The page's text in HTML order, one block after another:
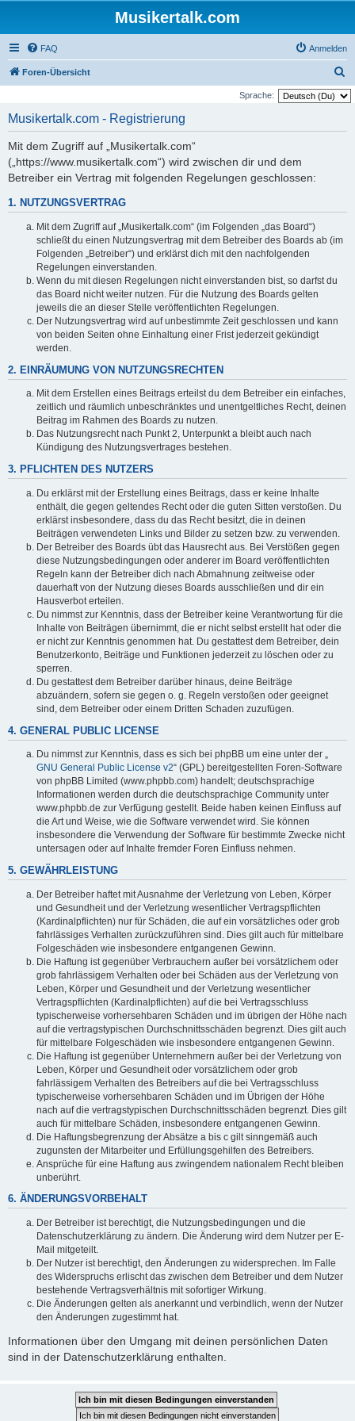
Musikertalk.com
FAQ Anmelden
Foren-Übersicht
u
Sprache:
Musikertalk.com - Registrierung
Mit dem Zugriff auf „Musikertalk.com“
(„https://www.musikertalk.com“) wird zwischen dir und dem
Betreiber ein Vertrag mit folgenden Regelungen geschlossen:
1. NUTZUNGSVERTRAG
Mit dem Zugriff auf „Musikertalk.com“ (im Folgenden „das Board“)
schließt du einen Nutzungsvertrag mit dem Betreiber des Boards ab (im
Folgenden „Betreiber“) und erklärst dich mit den nachfolgenden
Regelungen einverstanden.
Wenn du mit diesen Regelungen nicht einverstanden bist, so darfst du
das Board nicht weiter nutzen. Für die Nutzung des Boards gelten
jeweils die an dieser Stelle veröffentlichten Regelungen.
Der Nutzungsvertrag wird auf unbestimmte Zeit geschlossen und kann
von beiden Seiten ohne Einhaltung einer Frist jederzeit gekündigt
werden.
2. EINRÄUMUNG VON NUTZUNGSRECHTEN
Mit dem Erstellen eines Beitrags erteilst du dem Betreiber ein einfaches,
zeitlich und räumlich unbeschränktes und unentgeltliches Recht, deinen
Beitrag im Rahmen des Boards zu nutzen.
Das Nutzungsrecht nach Punkt 2, Unterpunkt a bleibt auch nach
Kündigung des Nutzungsvertrages bestehen.
3. PFLICHTEN DES NUTZERS
Du erklärst mit der Erstellung eines Beitrags, dass er keine Inhalte
enthält, die gegen geltendes Recht oder die guten Sitten verstoßen. Du
erklärst insbesondere, dass du das Recht besitzt, die in deinen
Beiträgen verwendeten Links und Bilder zu setzen bzw. zu verwenden.
Der Betreiber des Boards übt das Hausrecht aus. Bei Verstößen gegen
diese Nutzungsbedingungen oder anderer im Board veröffentlichten
Regeln kann der Betreiber dich nach Abmahnung zeitweise oder
dauerhaft von der Nutzung dieses Boards ausschließen und dir ein
Hausverbot erteilen.
Du nimmst zur Kenntnis, dass der Betreiber keine Verantwortung für die
Inhalte von Beiträgen übernimmt, die er nicht selbst erstellt hat oder die
er nicht zur Kenntnis genommen hat. Du gestattest dem Betreiber, dein
Benutzerkonto, Beiträge und Funktionen jederzeit zu löschen oder zu
sperren.
Du gestattest dem Betreiber darüber hinaus, deine Beiträge
abzuändern, sofern sie gegen o. g. Regeln verstoßen oder geeignet
sind, dem Betreiber oder einem Dritten Schaden zuzufügen.
4. GENERAL PUBLIC LICENSE
Du nimmst zur Kenntnis, dass es sich bei phpBB um eine unter der „
GNU General Public License v2“ (GPL) bereitgestellten Foren-Software
von phpBB Limited (www.phpbb.com) handelt; deutschsprachige
Informationen werden durch die deutschsprachige Community unter
www.phpbb.de zur Verfügung gestellt. Beide haben keinen Einfluss auf
die Art und Weise, wie die Software verwendet wird. Sie können
insbesondere die Verwendung der Software für bestimmte Zwecke nicht
untersagen oder auf Inhalte fremder Foren Einfluss nehmen.
5. GEWÄHRLEISTUNG
Der Betreiber haftet mit Ausnahme der Verletzung von Leben, Körper
und Gesundheit und der Verletzung wesentlicher Vertragspflichten
(Kardinalpflichten) nur für Schäden, die auf ein vorsätzliches oder grob
fahrlässiges Verhalten zurückzuführen sind. Dies gilt auch für mittelbare
Folgeschäden wie insbesondere entgangenen Gewinn.
Die Haftung ist gegenüber Verbrauchern außer bei vorsätzlichem oder
grob fahrlässigem Verhalten oder bei Schäden aus der Verletzung von
Leben, Körper und Gesundheit und der Verletzung wesentlicher
Vertragspflichten (Kardinalpflichten) auf die bei Vertragsschluss
typischerweise vorhersehbaren Schäden und im übrigen der Höhe nach
auf die vertragstypischen Durchschnittsschäden begrenzt. Dies gilt auch
für mittelbare Folgeschäden wie insbesondere entgangenen Gewinn.
Die Haftung ist gegenüber Unternehmern außer bei der Verletzung von
Leben, Körper und Gesundheit oder vorsätzlichem oder grob
fahrlässigem Verhalten des Betreibers auf die bei Vertragsschluss
typischerweise vorhersehbaren Schäden und im Übrigen der Höhe
nach auf die vertragstypischen Durchschnittsschäden begrenzt. Dies gilt
auch für mittelbare Schäden, insbesondere entgangenen Gewinn.
Die Haftungsbegrenzung der Absätze a bis c gilt sinngemäß auch
zugunsten der Mitarbeiter und Erfüllungsgehilfen des Betreibers.
Ansprüche für eine Haftung aus zwingendem nationalem Recht bleiben
unberührt.
6. ÄNDERUNGSVORBEHALT
Der Betreiber ist berechtigt, die Nutzungsbedingungen und die
Datenschutzerklärung zu ändern. Die Änderung wird dem Nutzer per E-
Mail mitgeteilt.
Der Nutzer ist berechtigt, den Änderungen zu widersprechen. Im Falle
des Widerspruchs erlischt das zwischen dem Betreiber und dem Nutzer
bestehende Vertragsverhältnis mit sofortiger Wirkung.
Die Änderungen gelten als anerkannt und verbindlich, wenn der Nutzer
den Änderungen zugestimmt hat.
Informationen über den Umgang mit deinen persönlichen Daten
sind in der Datenschutzerklärung enthalten.